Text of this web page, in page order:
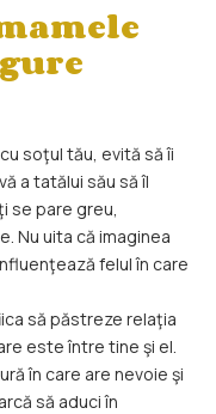
soţul tău, evită să îi
a tatălui său să îl
se pare greu,
Nu uita că imaginea
felul în care
să păstreze relaţia
este între tine şi el.
în care are nevoie şi
să aduci în